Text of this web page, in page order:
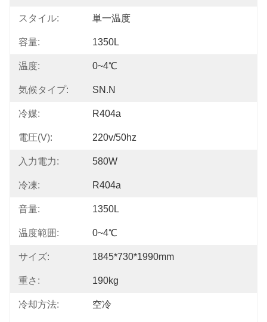
スタイル: 単一温度
容量: 1350L
温度: 0~4℃
気候タイプ: SN.N
冷媒: R404a
電圧(V): 220v/50hz
入力電力: 580W
冷凍: R404a
音量: 1350L
温度範囲: 0~4℃
サイズ: 1845*730*1990mm
重さ: 190kg
冷却方法: 空冷